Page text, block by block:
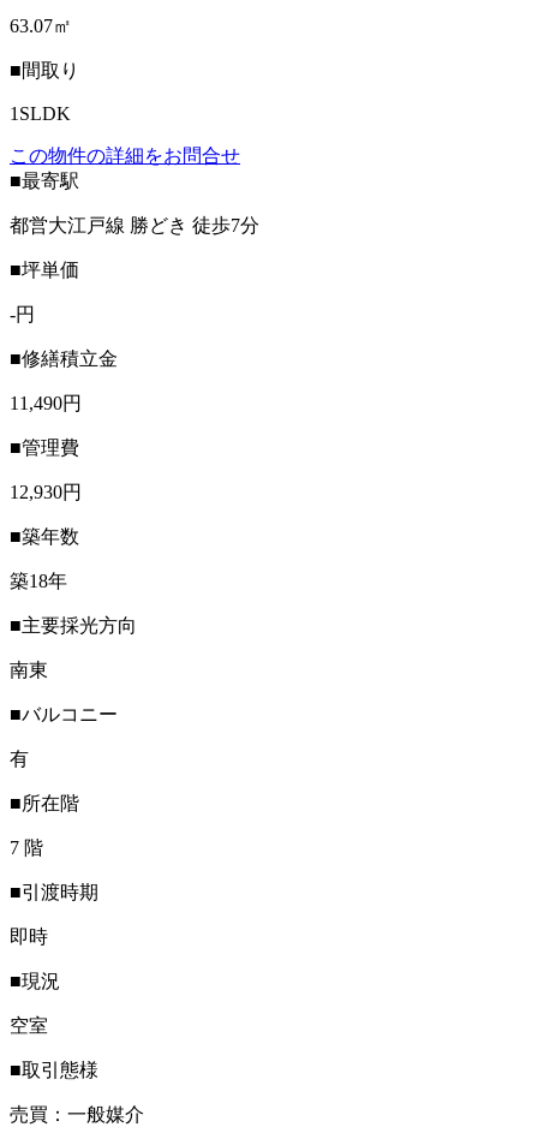
63.07㎡
■間取り
1SLDK
この物件の詳細をお問合せ
■最寄駅
都営大江戸線 勝どき 徒歩7分
■坪単価
-円
■修繕積立金
11,490円
■管理費
12,930円
■築年数
築18年
■主要採光方向
南東
■バルコニー
有
■所在階
7 階
■引渡時期
即時
■現況
空室
■取引態様
売買：一般媒介